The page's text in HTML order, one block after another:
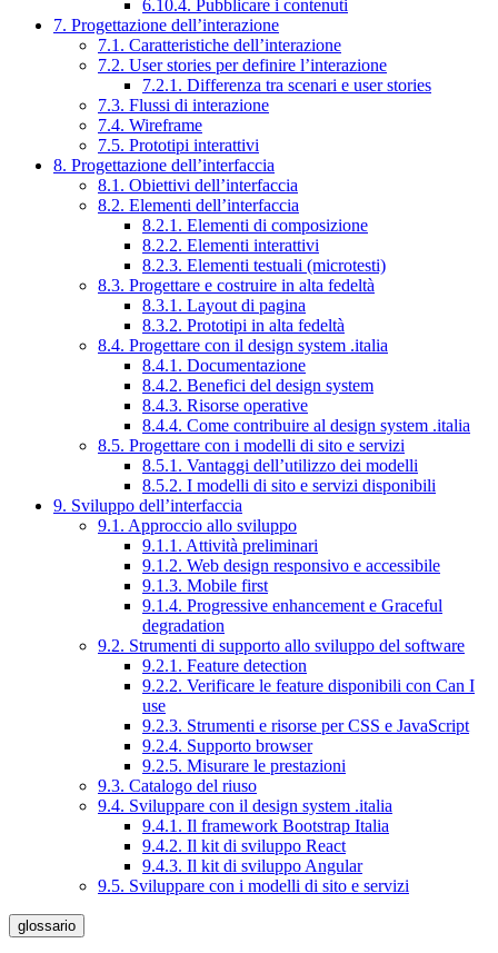
6.10.4. Pubblicare i contenuti
7. Progettazione dell’interazione
7.1. Caratteristiche dell’interazione
7.2. User stories per definire l’interazione
7.2.1. Differenza tra scenari e user stories
7.3. Flussi di interazione
7.4. Wireframe
7.5. Prototipi interattivi
8. Progettazione dell’interfaccia
8.1. Obiettivi dell’interfaccia
8.2. Elementi dell’interfaccia
8.2.1. Elementi di composizione
8.2.2. Elementi interattivi
8.2.3. Elementi testuali (microtesti)
8.3. Progettare e costruire in alta fedeltà
8.3.1. Layout di pagina
8.3.2. Prototipi in alta fedeltà
8.4. Progettare con il design system .italia
8.4.1. Documentazione
8.4.2. Benefici del design system
8.4.3. Risorse operative
8.4.4. Come contribuire al design system .italia
8.5. Progettare con i modelli di sito e servizi
8.5.1. Vantaggi dell’utilizzo dei modelli
8.5.2. I modelli di sito e servizi disponibili
9. Sviluppo dell’interfaccia
9.1. Approccio allo sviluppo
9.1.1. Attività preliminari
9.1.2. Web design responsivo e accessibile
9.1.3. Mobile first
9.1.4. Progressive enhancement e Graceful
degradation
9.2. Strumenti di supporto allo sviluppo del software
9.2.1. Feature detection
9.2.2. Verificare le feature disponibili con Can I
use
9.2.3. Strumenti e risorse per CSS e JavaScript
9.2.4. Supporto browser
9.2.5. Misurare le prestazioni
9.3. Catalogo del riuso
9.4. Sviluppare con il design system .italia
9.4.1. Il framework Bootstrap Italia
9.4.2. Il kit di sviluppo React
9.4.3. Il kit di sviluppo Angular
9.5. Sviluppare con i modelli di sito e servizi
glossario